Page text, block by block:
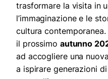
trasformare la visita in
l’immaginazione e le
cultura
il prossimo autunno
ad accogliere una
a ispirare generazioni